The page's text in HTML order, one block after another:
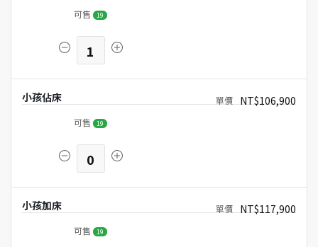
可售 19
1
小孩佔床 NT$106,900
可售 19
0
小孩加床 NT$117,900
可售 19